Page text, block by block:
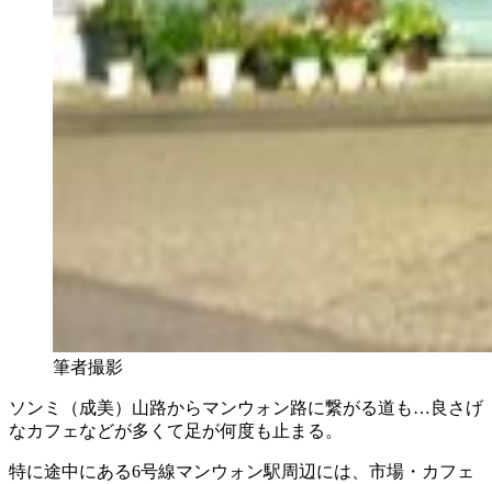
筆者撮影
ソンミ（成美）山路からマンウォン路に繋がる道も…良さげ
なカフェなどが多くて足が何度も止まる。
特に途中にある6号線マンウォン駅周辺には、市場・カフェ